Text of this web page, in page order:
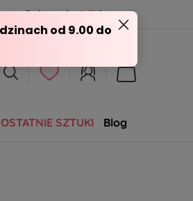
Opineo.pl 4.9/5 Sprawdź
OSTATNIE SZTUKI
Blog